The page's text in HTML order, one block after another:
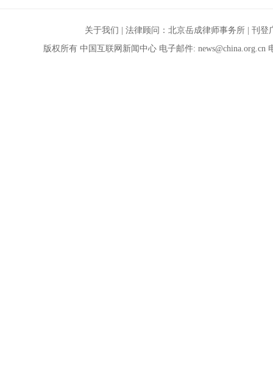
关于我们 | 法律顾问：北京岳成律师事务所 |刊登
版权所有 中国互联网新闻中心 电子邮件: news@china.org.cn